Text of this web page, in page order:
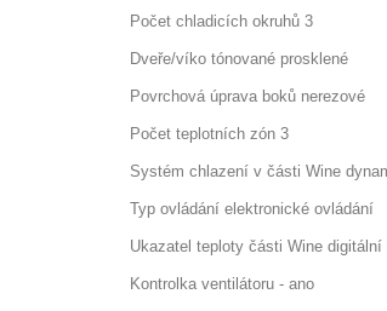
Počet chladicích okruhů 3
Dveře/víko tónované prosklené
Povrchová úprava boků nerezové
Počet teplotních zón 3
Systém chlazení v části Wine
Typ ovládání elektronické ovládání
Ukazatel teploty části Wine digitální
Kontrolka ventilátoru - ano